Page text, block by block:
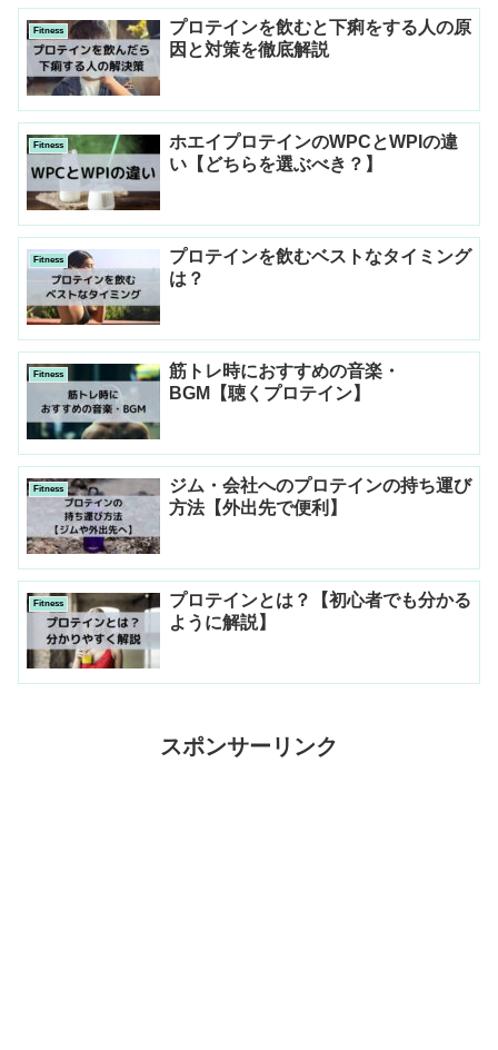
Fitness
プロテインを飲むと下痢をする人の原
因と対策を徹底解説
Fitness
ホエイプロテインのWPCとWPIの違
い【どちらを選ぶべき？】
Fitness
プロテインを飲むベストなタイミング
は？
Fitness
筋トレ時におすすめの音楽・
BGM【聴くプロテイン】
Fitness
ジム・会社へのプロテインの持ち運び
方法【外出先で便利】
Fitness
プロテインとは？【初心者でも分かる
ように解説】
スポンサーリンク